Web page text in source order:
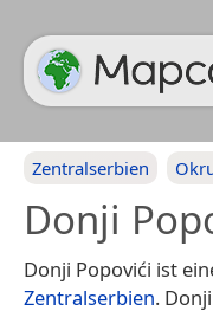
Zentralserbien
Donji
Donji Popovići ist
Zentralserbien.